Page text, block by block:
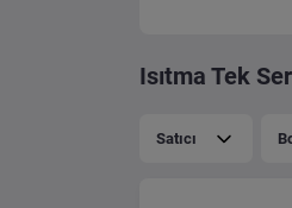
Isıtma Tek
Satıcı